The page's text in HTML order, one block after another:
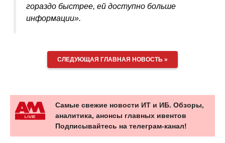
гораздо быстрее, ей доступно больше
информации».
СЛЕДУЮЩАЯ ГЛАВНАЯ НОВОСТЬ »
Самые свежие новости ИТ и ИБ. Обзоры,
аналитика, анонсы главных ивентов
Подписывайтесь на телеграм-канал!